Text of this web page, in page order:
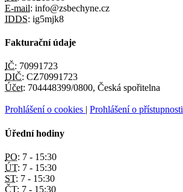
E-mail: info@zsbechyne.cz
IDDS: ig5mjk8
Fakturační údaje
IČ: 70991723
DIČ: CZ70991723
Účet: 704448399/0800, Česká spořitelna
Prohlášení o cookies | Prohlášení o přístupnosti
Úřední hodiny
PO: 7 - 15:30
ÚT: 7 - 15:30
ST: 7 - 15:30
ČT: 7 - 15:30